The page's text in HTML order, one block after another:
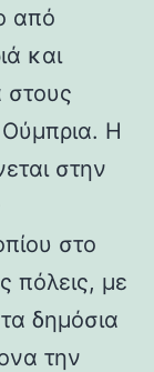
από
και
στους
Η
στην
στο
πόλεις, με
δημόσια
την